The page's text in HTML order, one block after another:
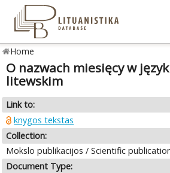
Home
O nazwach miesięcy w
litewskim
Link to:
knygos tekstas
Collection:
Mokslo publikacijos / Scientific
Document Type: